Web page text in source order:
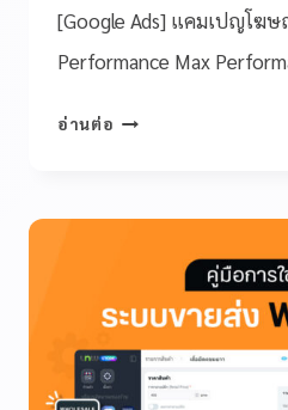
[Google Ads] แคมเปญโฆ
Performance Max
อ่านต่อ